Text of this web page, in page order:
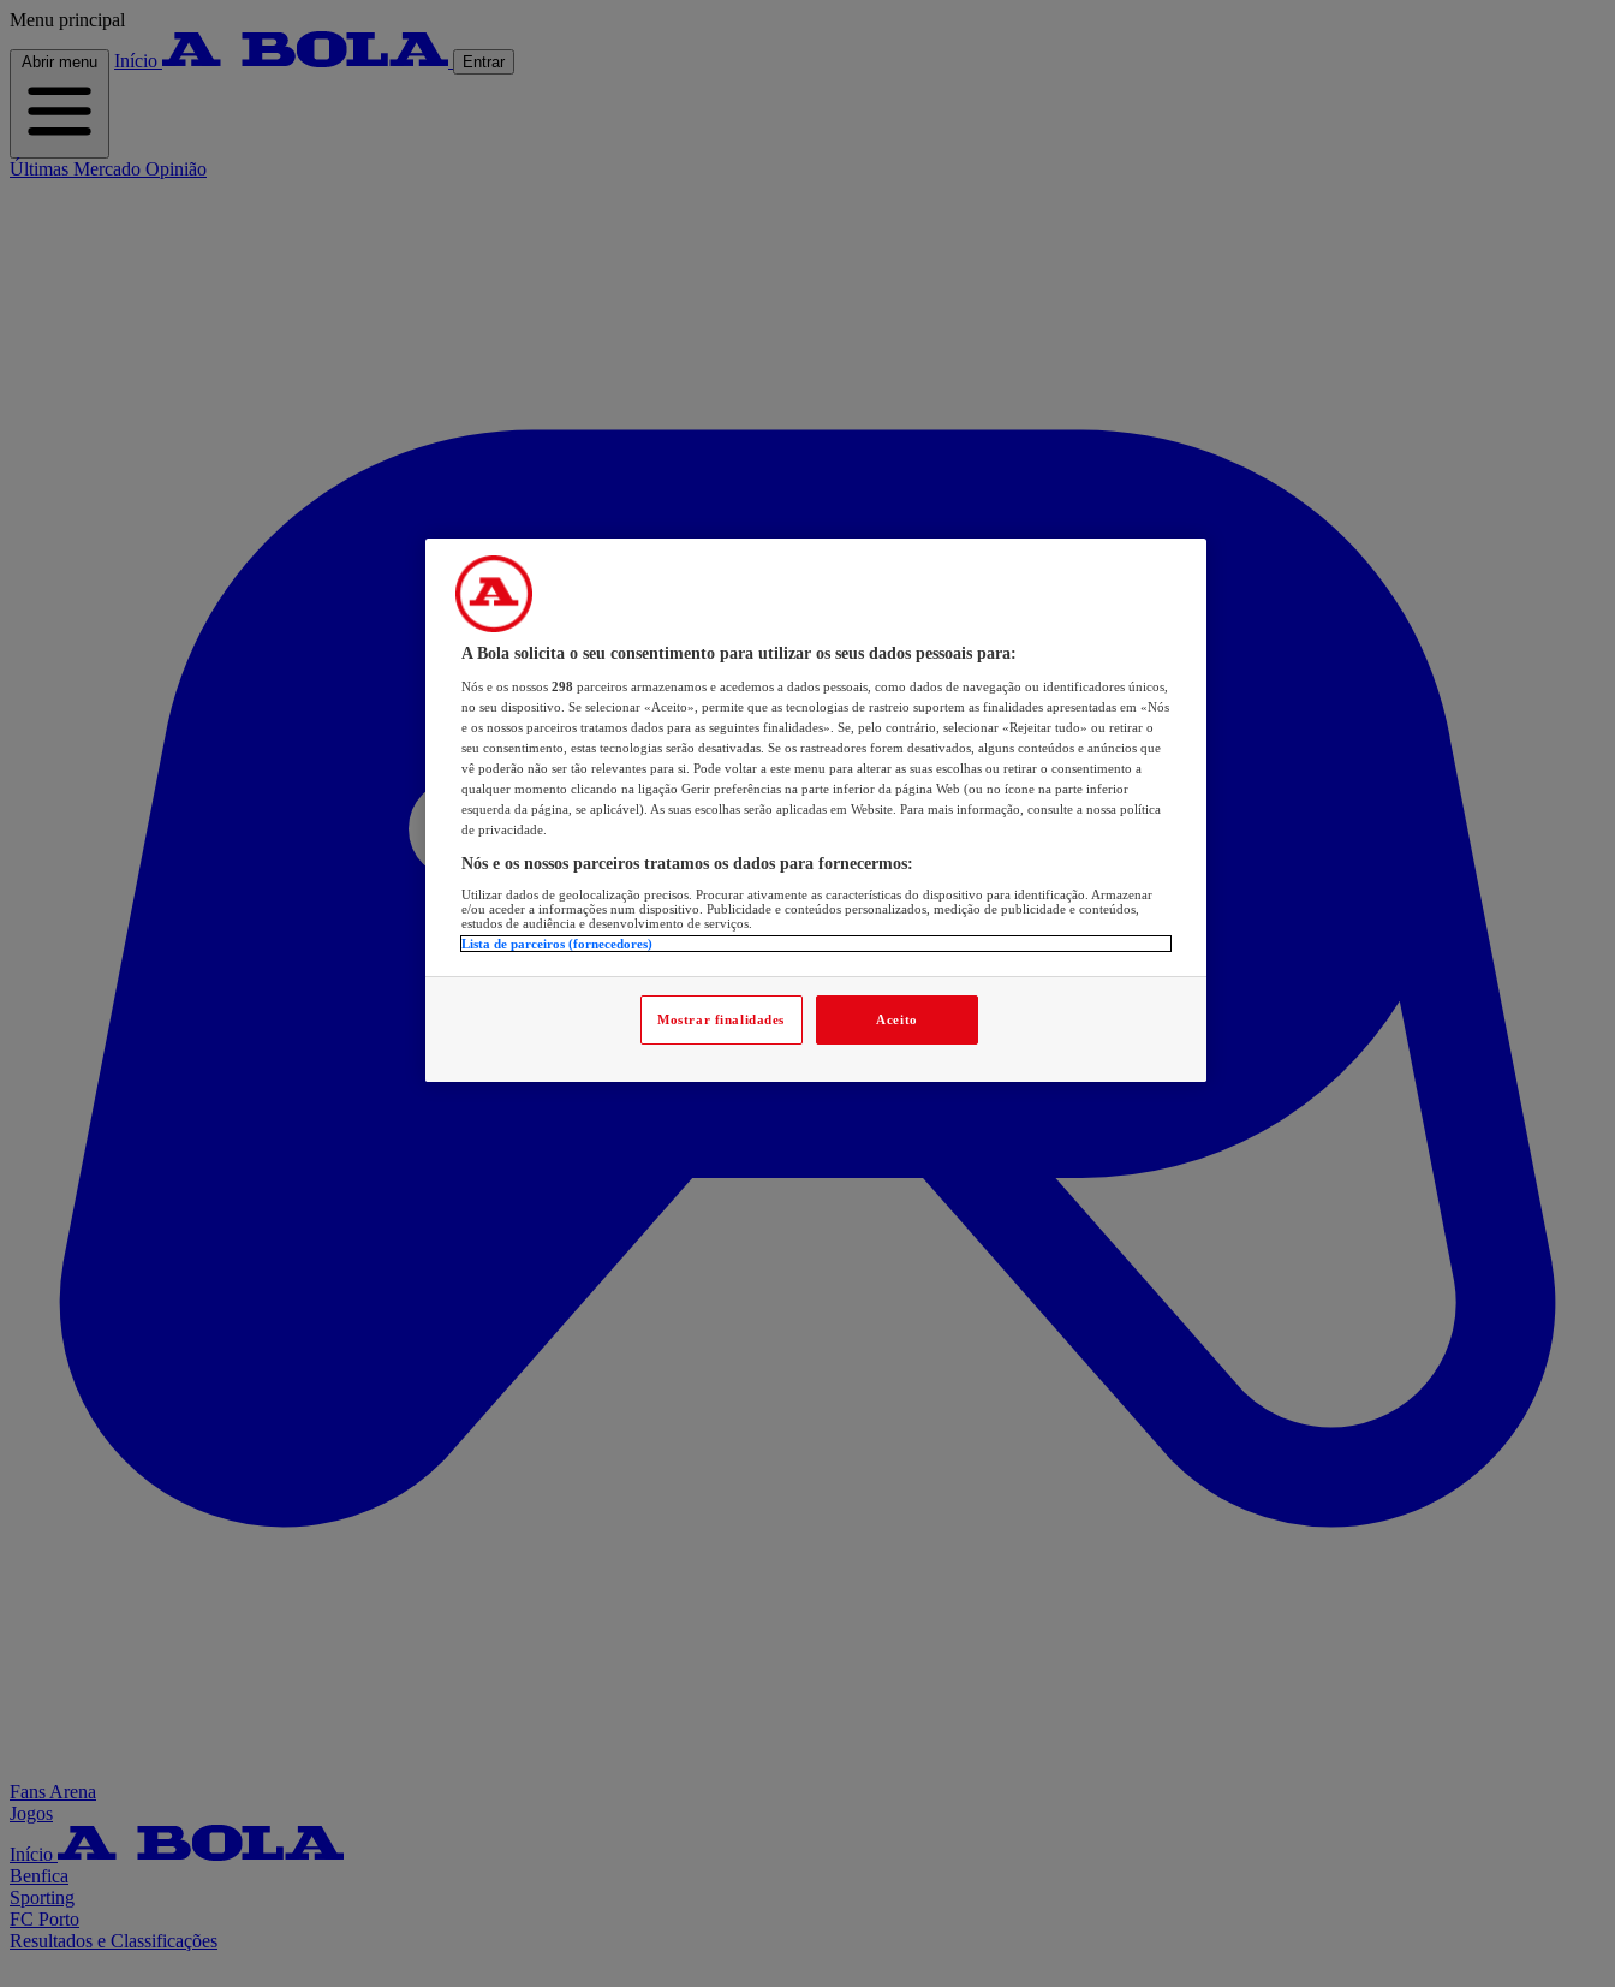
Menu principal
Abrir menu Início Entrar
Últimas Mercado Opinião
Fans Arena
Jogos
Início
Benfica
Sporting
FC Porto
Resultados e Classificações
A Bola solicita o seu consentimento para utilizar os seus dados pessoais para:
Nós e os nossos 298 parceiros armazenamos e acedemos a dados pessoais, como dados de navegação ou identificadores únicos,
no seu dispositivo. Se selecionar «Aceito», permite que as tecnologias de rastreio suportem as finalidades apresentadas em «Nós
e os nossos parceiros tratamos dados para as seguintes finalidades». Se, pelo contrário, selecionar «Rejeitar tudo» ou retirar o
seu consentimento, estas tecnologias serão desativadas. Se os rastreadores forem desativados, alguns conteúdos e anúncios que
vê poderão não ser tão relevantes para si. Pode voltar a este menu para alterar as suas escolhas ou retirar o consentimento a
qualquer momento clicando na ligação Gerir preferências na parte inferior da página Web (ou no ícone na parte inferior
esquerda da página, se aplicável). As suas escolhas serão aplicadas em Website. Para mais informação, consulte a nossa política
de privacidade.
Nós e os nossos parceiros tratamos os dados para fornecermos:
Utilizar dados de geolocalização precisos. Procurar ativamente as características do dispositivo para identificação. Armazenar
e/ou aceder a informações num dispositivo. Publicidade e conteúdos personalizados, medição de publicidade e conteúdos,
estudos de audiência e desenvolvimento de serviços.
Lista de parceiros (fornecedores)
Mostrar finalidades Aceito